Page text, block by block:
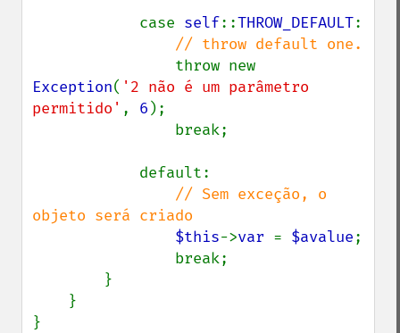
            case
self::THROW_DEFAULT:
// throw default one.
Exception( '2 não é um parâmetro
permitido' , 6 );
// Sem exceção, o
objeto será criado
$this->var = $avalue;
}